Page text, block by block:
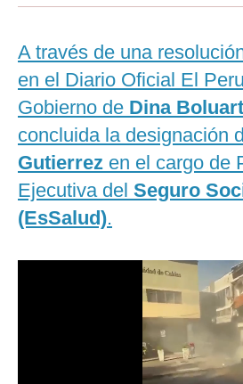
EEUU
México
España
Internacional
Tecnología
Club del Suscriptor
A través de una
en el Diario Oficial El
Gobierno de Dina
concluida la designación
Gutierrez en el cargo de
Ejecutiva del Seguro
(EsSalud).